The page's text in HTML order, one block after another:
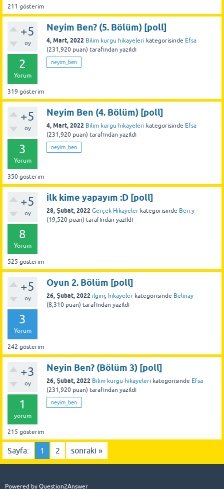
211 gösterim
+5
oy
2
Yorum
319 gösterim
Neyim Ben? (5. Bölüm) [poll]
4, Mart, 2022 Bilim kurgu hikayeleri kategorisinde Efsa
(231,920 puan) tarafından yazıldı
neyim_ben
+5
oy
3
Yorum
350 gösterim
Neyim Ben (4. Bölüm) [poll]
4, Mart, 2022 Bilim kurgu hikayeleri kategorisinde Efsa
(231,920 puan) tarafından yazıldı
neyim_ben
+5
oy
8
Yorum
525 gösterim
İlk kime yapayım :D [poll]
28, Şubat, 2022 Gerçek Hikayeler kategorisinde Berry
(19,520 puan) tarafından yazıldı
+5
oy
3
Yorum
242 gösterim
Oyun 2. Bölüm [poll]
26, Şubat, 2022 ilginç hikayeler kategorisinde Belinay
(8,310 puan) tarafından yazıldı
+3
oy
1
yorum
215 gösterim
Neyin Ben? (Bölüm 3) [poll]
26, Şubat, 2022 Bilim kurgu hikayeleri kategorisinde Efsa
(231,920 puan) tarafından yazıldı
neyim_ben
Sayfa: 1 2 sonraki »
Powered by Question2Answer